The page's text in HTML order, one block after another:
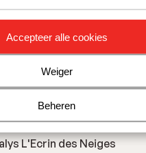
Accepteer alle cookies
Weiger
Beheren
Chalets du Galibier -
Le Hameau de
La Lauza
L'Ecrin des Neiges